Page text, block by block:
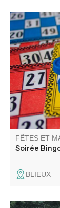
Soirée
lots
FÊTES ET
Soirée
BLIEUX